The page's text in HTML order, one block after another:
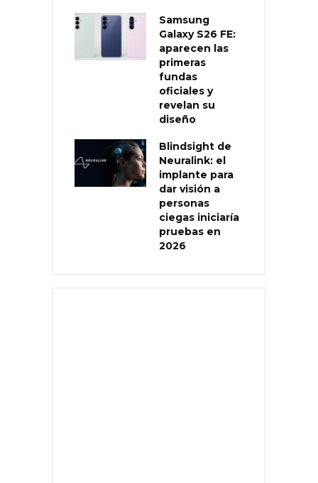
Samsung
Galaxy S26 FE:
aparecen las
primeras
fundas
oficiales y
revelan su
diseño
Blindsight de
Neuralink: el
implante para
dar visión a
personas
ciegas iniciaría
pruebas en
2026